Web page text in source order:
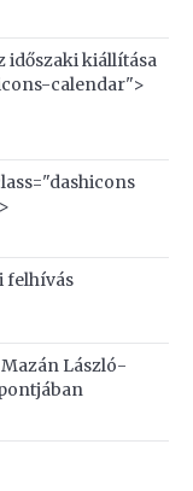
időszaki kiállítása
calendar">
felhívás
László-